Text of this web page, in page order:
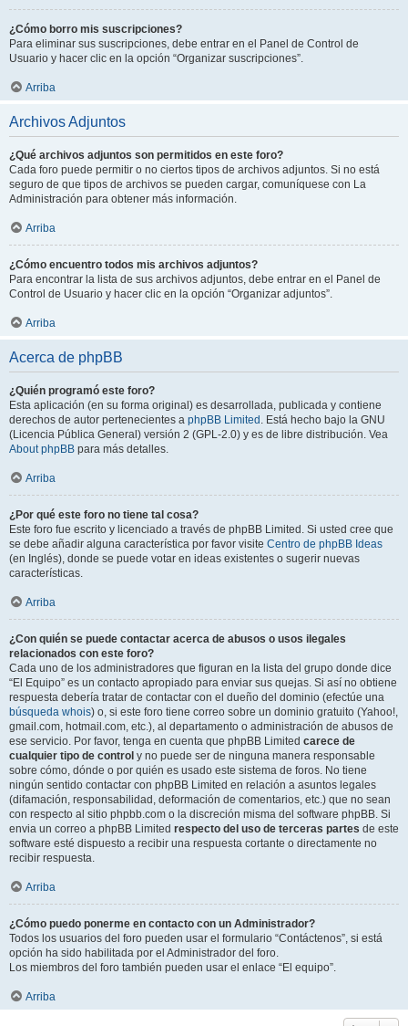
¿Cómo borro mis suscripciones?
Para eliminar sus suscripciones, debe entrar en el Panel de Control de
Usuario y hacer clic en la opción “Organizar suscripciones”.
Arriba
Archivos Adjuntos
¿Qué archivos adjuntos son permitidos en este foro?
Cada foro puede permitir o no ciertos tipos de archivos adjuntos. Si no está
seguro de que tipos de archivos se pueden cargar, comuníquese con La
Administración para obtener más información.
Arriba
¿Cómo encuentro todos mis archivos adjuntos?
Para encontrar la lista de sus archivos adjuntos, debe entrar en el Panel de
Control de Usuario y hacer clic en la opción “Organizar adjuntos”.
Arriba
Acerca de phpBB
¿Quién programó este foro?
Esta aplicación (en su forma original) es desarrollada, publicada y contiene
derechos de autor pertenecientes a phpBB Limited . Está hecho bajo la GNU
(Licencia Pública General) versión 2 (GPL-2.0) y es de libre distribución. Vea
About phpBB para más detalles.
Arriba
¿Por qué este foro no tiene tal cosa?
Este foro fue escrito y licenciado a través de phpBB Limited. Si usted cree que
se debe añadir alguna característica por favor visite Centro de phpBB Ideas
(en Inglés), donde se puede votar en ideas existentes o sugerir nuevas
características.
Arriba
¿Con quién se puede contactar acerca de abusos o usos ilegales
relacionados con este foro?
Cada uno de los administradores que figuran en la lista del grupo donde dice
“El Equipo” es un contacto apropiado para enviar sus quejas. Si así no obtiene
respuesta debería tratar de contactar con el dueño del dominio (efectúe una
búsqueda whois) o, si este foro tiene correo sobre un dominio gratuito (Yahoo!,
gmail.com, hotmail.com, etc.), al departamento o administración de abusos de
ese servicio. Por favor, tenga en cuenta que phpBB Limited carece de
cualquier tipo de control y no puede ser de ninguna manera responsable
sobre cómo, dónde o por quién es usado este sistema de foros. No tiene
ningún sentido contactar con phpBB Limited en relación a asuntos legales
(difamación, responsabilidad, deformación de comentarios, etc.) que no sean
con respecto al sitio phpbb.com o la discreción misma del software phpBB. Si
envia un correo a phpBB Limited respecto del uso de terceras partes de este
software esté dispuesto a recibir una respuesta cortante o directamente no
recibir respuesta.
Arriba
¿Cómo puedo ponerme en contacto con un Administrador?
Todos los usuarios del foro pueden usar el formulario “Contáctenos”, si está
opción ha sido habilitada por el Administrador del foro.
Los miembros del foro también pueden usar el enlace “El equipo”.
Arriba